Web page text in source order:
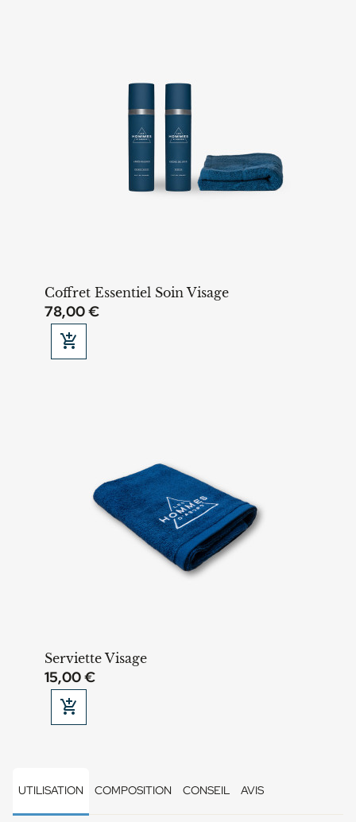
Coffret Essentiel Soin Visage
78,00 €
Ajouter au panier
Serviette Visage
15,00 €
Ajouter au panier
UTILISATION COMPOSITION CONSEIL AVIS